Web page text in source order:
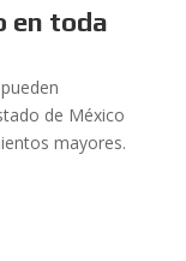
en toda
de México
mayores.